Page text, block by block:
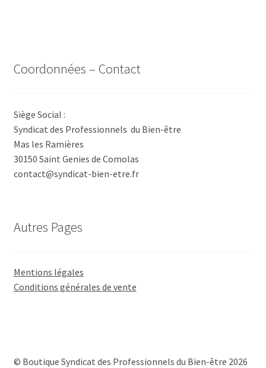
Coordonnées – Contact
Siège Social :
Syndicat des Professionnels du Bien-être
Mas les Ramières
30150 Saint Genies de Comolas
contact@syndicat-bien-etre.fr
Autres Pages
Mentions légales
Conditions générales de vente
© Boutique Syndicat des Professionnels du Bien-être 2026